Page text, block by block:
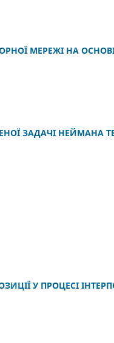
МЕРЕЖІ НА
ЗАДАЧІ НЕЙМАНА
У ПРОЦЕСІ